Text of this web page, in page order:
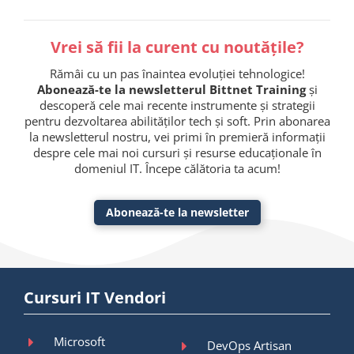
Vrei să fii la curent cu noutățile?
Rămâi cu un pas înaintea evoluției tehnologice!
Abonează-te la newsletterul Bittnet Trainingși
descoperă cele mai recente instrumente și strategii
pentru dezvoltarea abilităților tech și soft. Prin abonarea
la newsletterul nostru, vei primi în premieră informații
despre cele mai noi cursuri și resurse educaționale în
domeniul IT. Începe călătoria ta acum!
Abonează-te la newsletter
Cursuri IT Vendori
Microsoft
DevOps Artisan